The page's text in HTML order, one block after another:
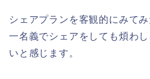
シェアプランを客観的にみて
一名義でシェアをしても煩わ
いと感じます。